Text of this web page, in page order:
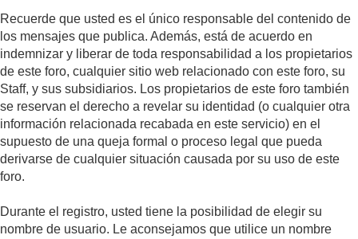
Recuerde que usted es el único responsable del contenido de
los mensajes que publica. Además, está de acuerdo en
indemnizar y liberar de toda responsabilidad a los propietarios
de este foro, cualquier sitio web relacionado con este foro, su
Staff, y sus subsidiarios. Los propietarios de este foro también
se reservan el derecho a revelar su identidad (o cualquier otra
información relacionada recabada en este servicio) en el
supuesto de una queja formal o proceso legal que pueda
derivarse de cualquier situación causada por su uso de este
foro.
Durante el registro, usted tiene la posibilidad de elegir su
nombre de usuario. Le aconsejamos que utilice un nombre